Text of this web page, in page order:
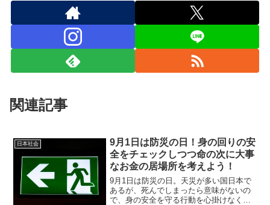
関連記事
日本社会
9月1日は防災の日！身の回りの安
全をチェックしつつ命の次に大事
なお金の居場所を考えよう！
9月1日は防災の日。天災が多い国日本で
あるが、死んでしまったら意味がないの
で、身の安全を守る行動を心掛けなくて